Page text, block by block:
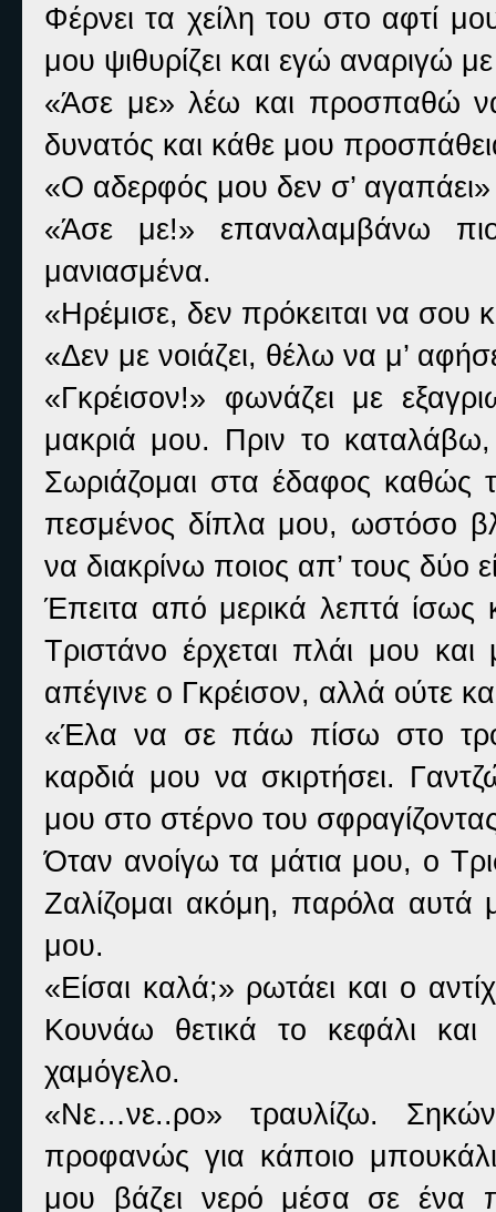
Φέρνει τα χείλη του στο αφτί
μου ψιθυρίζει και εγώ αναριγώ
«Άσε με» λέω και προσπαθώ
δυνατός και κάθε μου
«Ο αδερφός μου δεν σ’
«Άσε με!» επαναλαμβάνω
μανιασμένα.
«Ηρέμισε, δεν πρόκειται να σου
«Δεν με νοιάζει, θέλω να μ’
«Γκρέισον!» φωνάζει με
μακριά μου. Πριν το
Σωριάζομαι στα έδαφος καθώς
πεσμένος δίπλα μου, ωστόσο
να διακρίνω ποιος απ’ τους δύο
Έπειτα από μερικά λεπτά ίσως
Τριστάνο έρχεται πλάι μου
απέγινε ο Γκρέισον, αλλά ούτε
«Έλα να σε πάω πίσω στο
καρδιά μου να σκιρτήσει.
μου στο στέρνο του
Όταν ανοίγω τα μάτια μου, ο
Ζαλίζομαι ακόμη, παρόλα
μου.
«Είσαι καλά;» ρωτάει και ο
Κουνάω θετικά το κεφάλι και
χαμόγελο.
«Νε…νε..ρο» τραυλίζω.
προφανώς για κάποιο
μου βάζει νερό μέσα σε ένα